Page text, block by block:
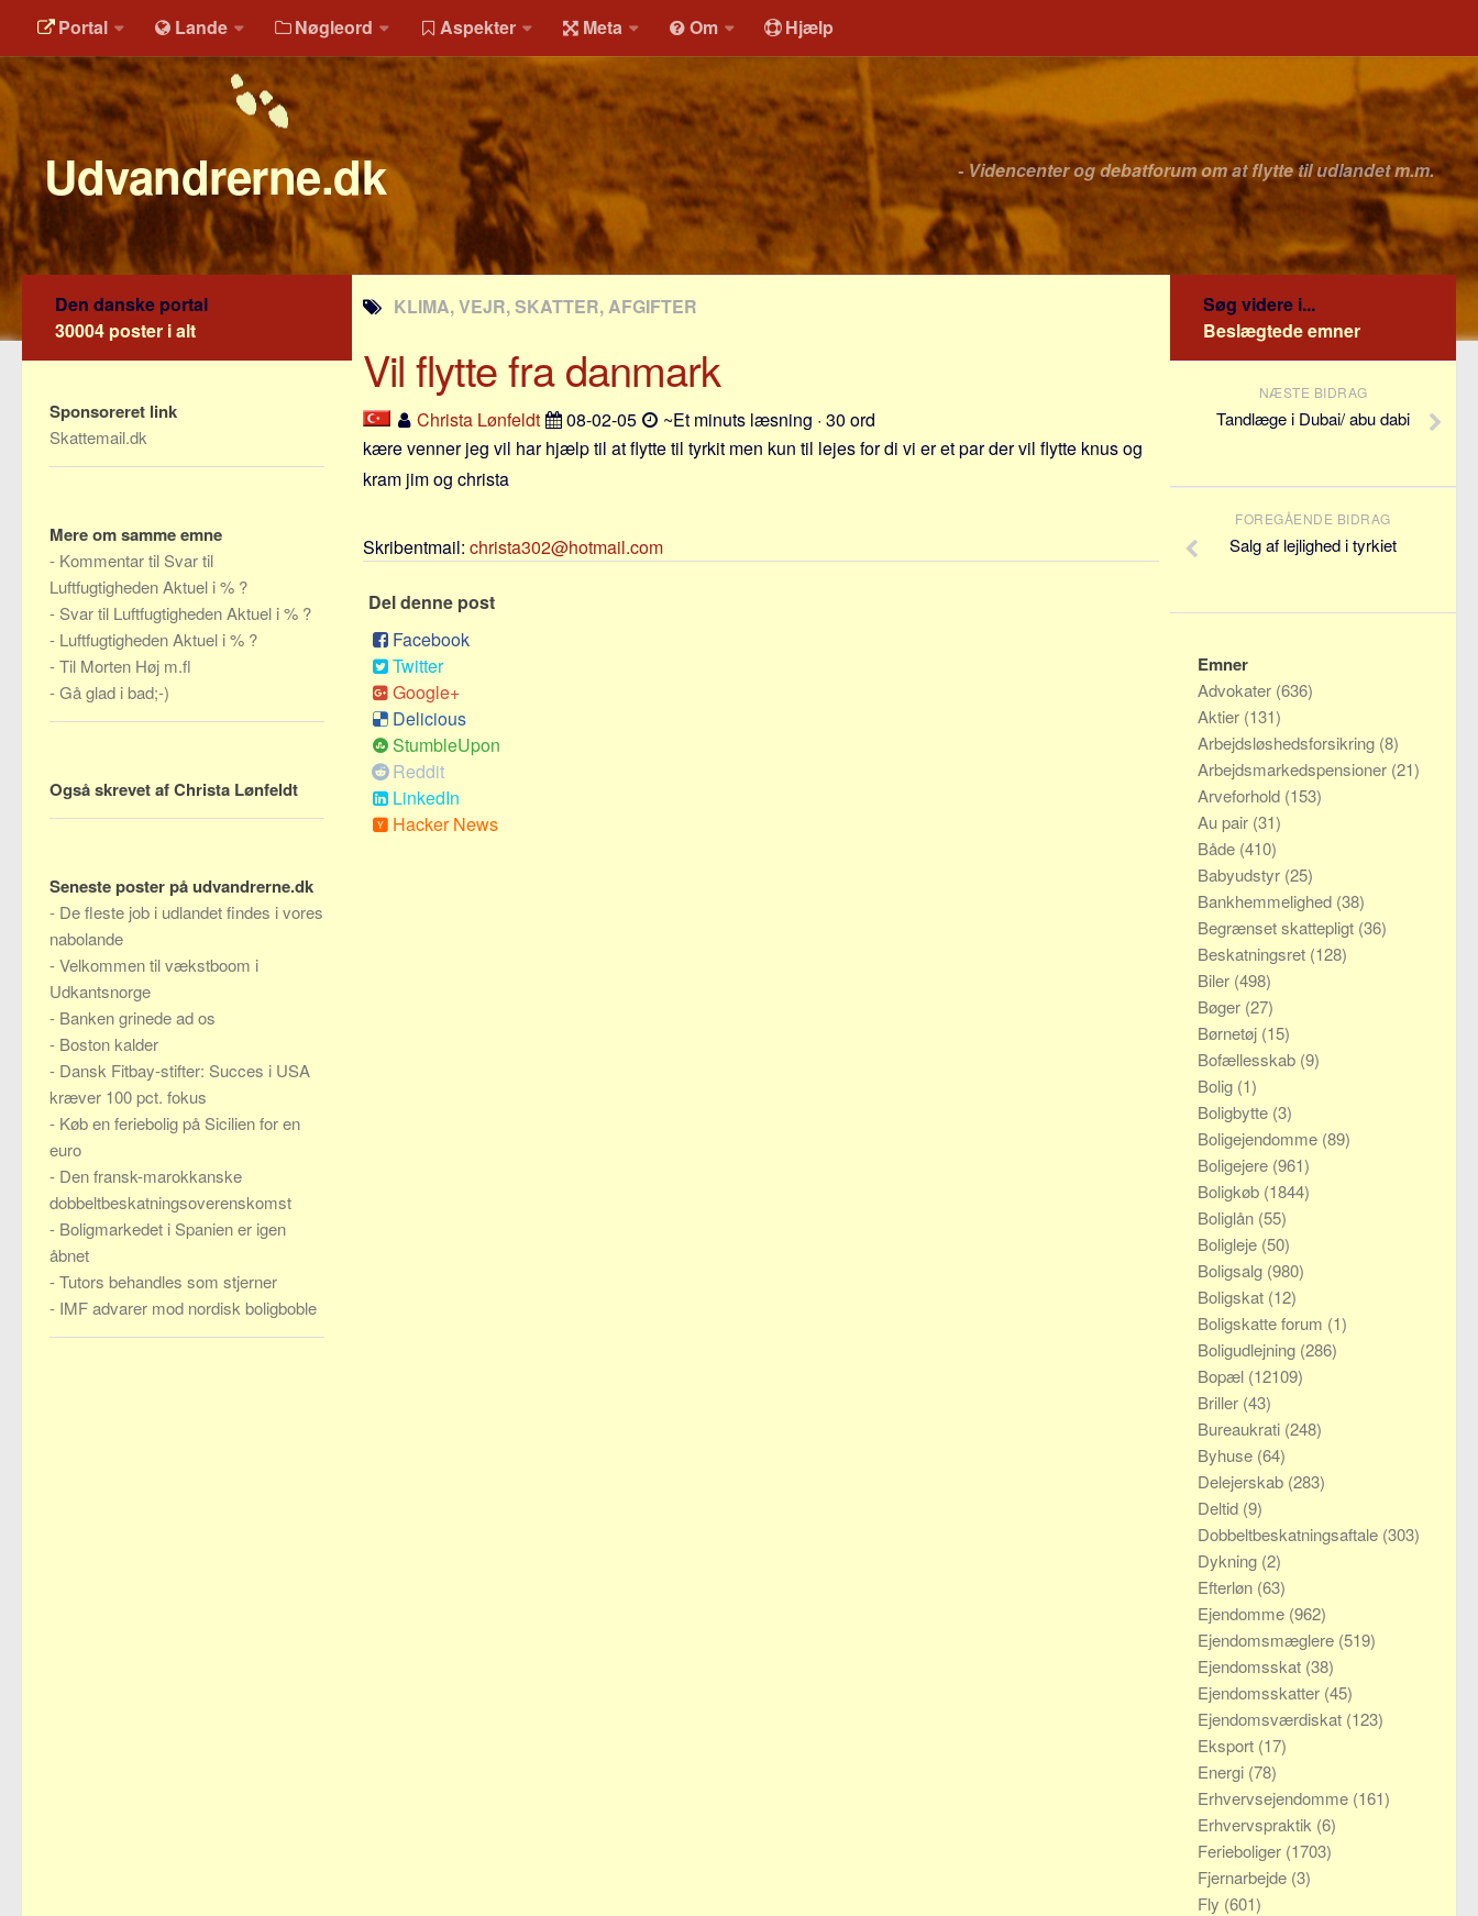
Portal Lande Nøgleord Aspekter Meta Om Hjælp
Udvandrerne.dk - Videncenter og debatforum om at flytte til udlandet m.m.
KLIMA, VEJR, SKATTER, AFGIFTER
Vil flytte fra danmark
Christa Lønfeldt 08-02-05
~Et minuts læsning · 30 ord
kære venner jeg vil har hjælp til at flytte til tyrkit men kun til lejes for di vi er et par der vil flytte knus og
kram jim og christa
Skribentmail: christa302@hotmail.com
Del denne post
Facebook
Twitter
Google+
Delicious
StumbleUpon
Reddit
LinkedIn
Hacker News
Den danske portal
30004 poster i alt
Sponsoreret link
Skattemail.dk
Mere om samme emne
- Kommentar til Svar til
Luftfugtigheden Aktuel i % ?
- Svar til Luftfugtigheden Aktuel i % ?
- Luftfugtigheden Aktuel i % ?
-Til Morten Høj m.fl
-Gå glad i bad;-)
Også skrevet af Christa Lønfeldt
Seneste poster på udvandrerne.dk
- De fleste job i udlandet findes i vores
nabolande
-Velkommen til vækstboom i
Udkantsnorge
- Banken grinede ad os
- Boston kalder
- Dansk Fitbay-stifter: Succes i USA
kræver 100 pct. fokus
- Køb en feriebolig på Sicilien for en
euro
- Den fransk-marokkanske
dobbeltbeskatningsoverenskomst
- Boligmarkedet i Spanien er igen
åbnet
-Tutors behandles som stjerner
- IMF advarer mod nordisk boligboble
Søg videre i...
Beslægtede emner
NÆSTE BIDRAG
Tandlæge i Dubai/ abu dabi
FOREGÅENDE BIDRAG
Salg af lejlighed i tyrkiet
Emner
Advokater (636)
Aktier (131)
Arbejdsløshedsforsikring (8)
Arbejdsmarkedspensioner (21)
Arveforhold (153)
Au pair (31)
Både (410)
Babyudstyr (25)
Bankhemmelighed (38)
Begrænset skattepligt (36)
Beskatningsret (128)
Biler (498)
Bøger (27)
Børnetøj (15)
Bofællesskab (9)
Bolig (1)
Boligbytte (3)
Boligejendomme (89)
Boligejere (961)
Boligkøb (1844)
Boliglån (55)
Boligleje (50)
Boligsalg (980)
Boligskat (12)
Boligskatte forum (1)
Boligudlejning (286)
Bopæl (12109)
Briller (43)
Bureaukrati (248)
Byhuse (64)
Delejerskab (283)
Deltid (9)
Dobbeltbeskatningsaftale (303)
Dykning (2)
Efterløn (63)
Ejendomme (962)
Ejendomsmæglere (519)
Ejendomsskat (38)
Ejendomsskatter (45)
Ejendomsværdiskat (123)
Eksport (17)
Energi (78)
Erhvervsejendomme (161)
Erhvervspraktik (6)
Ferieboliger (1703)
Fjernarbejde (3)
Fly (601)